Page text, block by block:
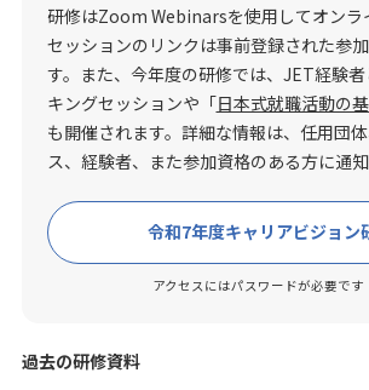
研修はZoom Webinarsを使用してオンラ
セッションのリンクは事前登録された参
す。また、今年度の研修では、JET経験
キングセッションや「日本式就職活動の
も開催されます。詳細な情報は、任用団
ス、経験者、また参加資格のある方に通知
令和7年度キャリアビジョン
アクセスにはパスワードが必要です
過去の研修資料